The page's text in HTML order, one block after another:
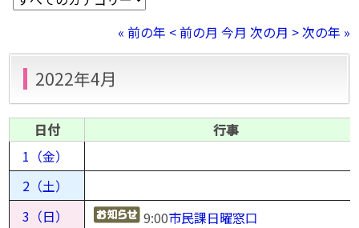
« 前の年 < 前の月 今月 次の月 >次の年 »
2022年4月
1（金）
2（土）
3（日）
9:00市民課日曜窓口
日付 行事